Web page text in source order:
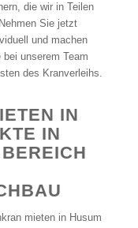
die wir in Teilen
Sie jetzt
und machen
bei unserem Team
des Kranverleihs.
IN
IN
mieten in Husum